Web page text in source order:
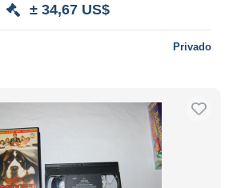
± 34,67 US$
Privado